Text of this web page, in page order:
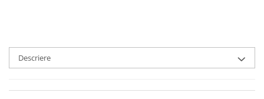
Descriere